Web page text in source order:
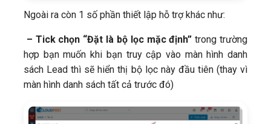
Ngoài ra còn 1 số phần thiết lập hỗ trợ khác như:
– Tick chọn “Đặt là bộ lọc mặc định” trong trường
hợp bạn muốn khi bạn truy cập vào màn hình danh
sách Lead thì sẽ hiển thị bộ lọc này đầu tiên (thay vì
màn hình danh sách tất cả trước đó)